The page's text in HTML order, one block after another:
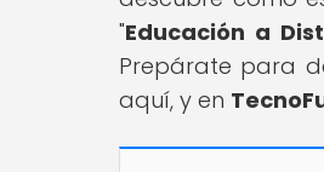
"Educación a
Prepárate para
aquí, y en